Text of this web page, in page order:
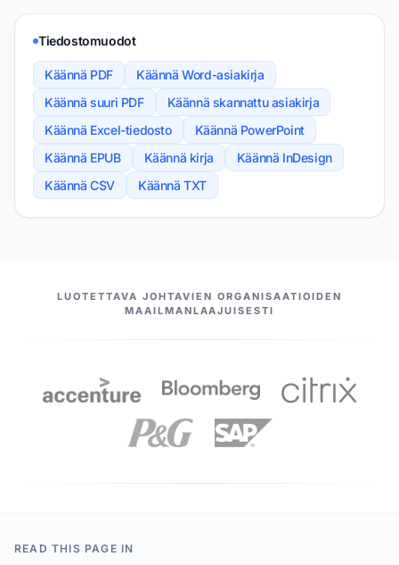
Tiedostomuodot
Käännä PDF
Käännä Word-asiakirja
Käännä suuri PDF
Käännä skannattu asiakirja
Käännä Excel-tiedosto
Käännä PowerPoint
Käännä EPUB
Käännä kirja
Käännä InDesign
Käännä CSV
Käännä TXT
MEIDÄN KUMPPANIMME
LUOTETTAVA JOHTAVIEN ORGANISAATIOIDEN
MAAILMANLAAJUISESTI
READ THIS PAGE IN